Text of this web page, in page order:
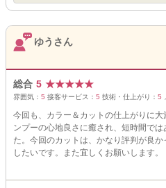
ゆうさん
総合 5 ★★★★★
雰囲気： 5 接客サービス： 5 技術・仕上がり： 5
今回も、カラー＆カットの仕上がりに
ンプーの心地良さに癒され、短時間で
た。今回のカットは、かなり評判が良
したいです。また宜しくお願いします。